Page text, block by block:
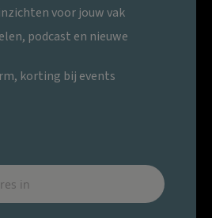
voor jouw vak
podcast en nieuwe
korting bij events